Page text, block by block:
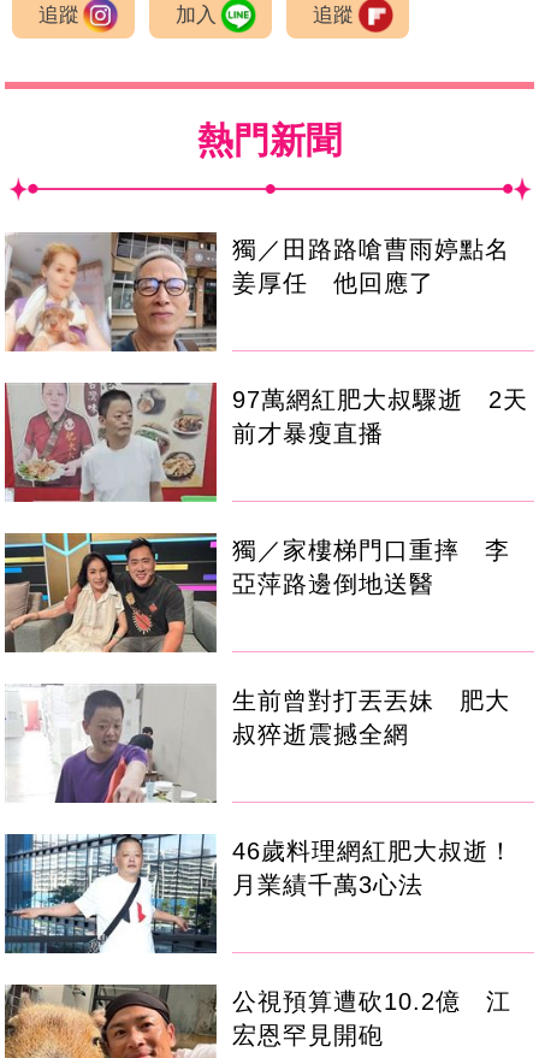
追蹤 加入 追蹤
熱門新聞
獨／田路路嗆曹雨婷點名
姜厚任 他回應了
97萬網紅肥大叔驟逝 2天
前才暴瘦直播
獨／家樓梯門口重摔 李
亞萍路邊倒地送醫
生前曾對打丟丟妹 肥大
叔猝逝震撼全網
46歲料理網紅肥大叔逝！
月業績千萬3心法
公視預算遭砍10.2億 江
宏恩罕見開砲